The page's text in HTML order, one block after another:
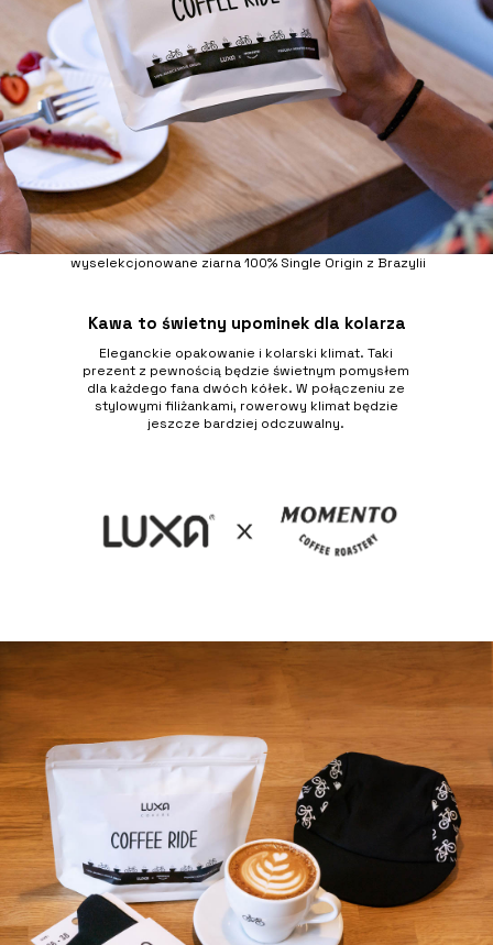
wyselekcjonowane ziarna 100% Single Origin z Brazylii
Kawa to świetny upominek dla kolarza
Eleganckie opakowanie i kolarski klimat. Taki
prezent z pewnością będzie świetnym pomysłem
dla każdego fana dwóch kółek. W połączeniu ze
stylowymi filiżankami, rowerowy klimat będzie
jeszcze bardziej odczuwalny.